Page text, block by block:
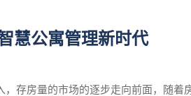
慧公寓管理新时代
，存房量的市场的逐步走向前面，随